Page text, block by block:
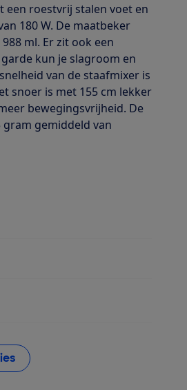
een roestvrij stalen voet en
180 W. De maatbeker
ml. Er zit ook een
kun je slagroom en
van de staafmixer is
snoer is met 155 cm lekker
bewegingsvrijheid. De
gemiddeld van
voor Hakmolen
Garde
voor Vermogen